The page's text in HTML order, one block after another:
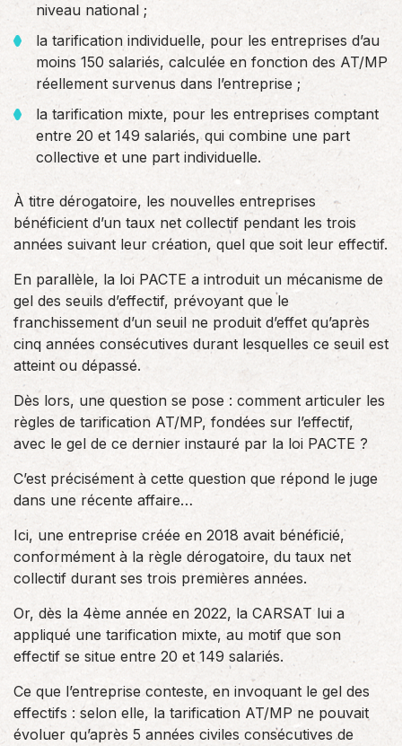
niveau national ;
la tarification individuelle, pour les entreprises d’au
moins 150 salariés, calculée en fonction des AT/MP
réellement survenus dans l’entreprise ;
la tarification mixte, pour les entreprises comptant
entre 20 et 149 salariés, qui combine une part
collective et une part individuelle.
À titre dérogatoire, les nouvelles entreprises
bénéficient d’un taux net collectif pendant les trois
années suivant leur création, quel que soit leur effectif.
En parallèle, la loi PACTE a introduit un mécanisme de
gel des seuils d’effectif, prévoyant que le
franchissement d’un seuil ne produit d’effet qu’après
cinq années consécutives durant lesquelles ce seuil est
atteint ou dépassé.
Dès lors, une question se pose : comment articuler les
règles de tarification AT/MP, fondées sur l’effectif,
avec le gel de ce dernier instauré par la loi PACTE ?
C’est précisément à cette question que répond le juge
dans une récente affaire…
Ici, une entreprise créée en 2018 avait bénéficié,
conformément à la règle dérogatoire, du taux net
collectif durant ses trois premières années.
Or, dès la 4ème année en 2022, la CARSAT lui a
appliqué une tarification mixte, au motif que son
effectif se situe entre 20 et 149 salariés.
Ce que l’entreprise conteste, en invoquant le gel des
effectifs : selon elle, la tarification AT/MP ne pouvait
évoluer qu’après 5 années civiles consécutives de